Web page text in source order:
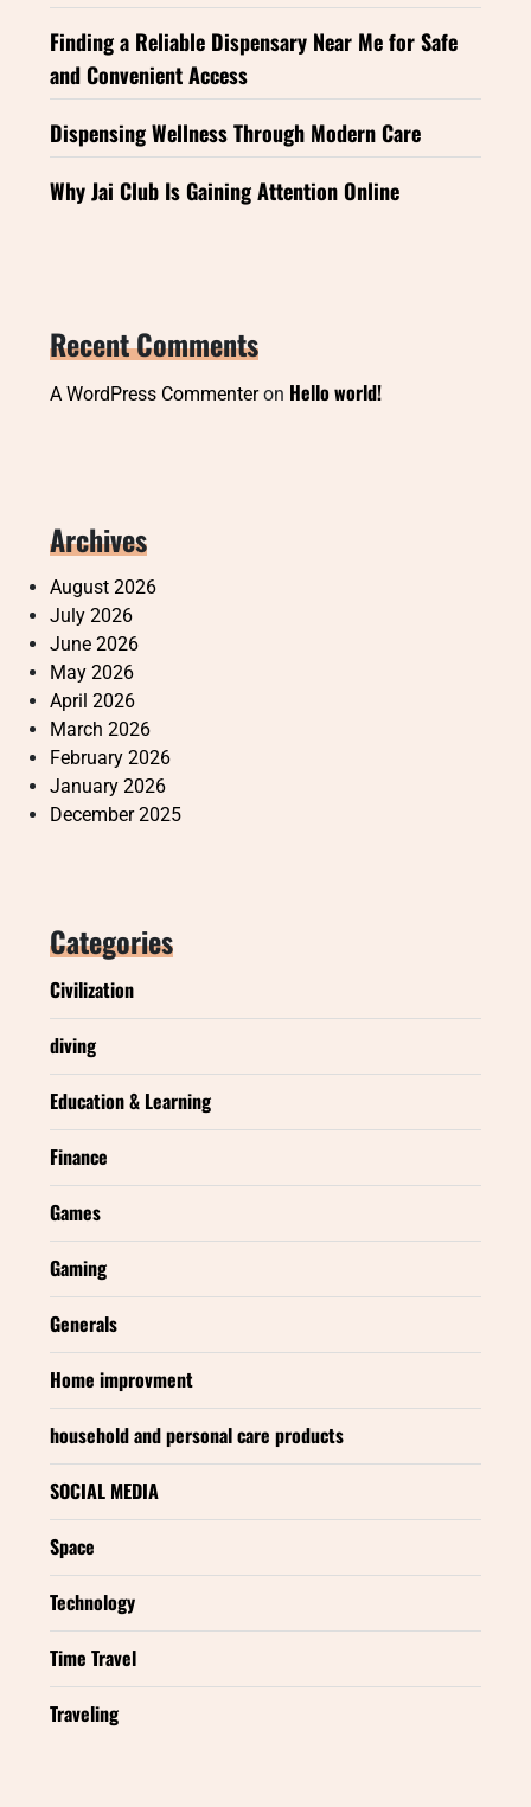
Finding a Reliable Dispensary Near Me for Safe
and Convenient Access
Dispensing Wellness Through Modern Care
Why Jai Club Is Gaining Attention Online
Recent Comments
A WordPress Commenteron Hello world!
Archives
August 2026
July 2026
June 2026
May 2026
April 2026
March 2026
February 2026
January 2026
December 2025
Categories
Civilization
diving
Education & Learning
Finance
Games
Gaming
Generals
Home improvment
household and personal care products
SOCIAL MEDIA
Space
Technology
Time Travel
Traveling